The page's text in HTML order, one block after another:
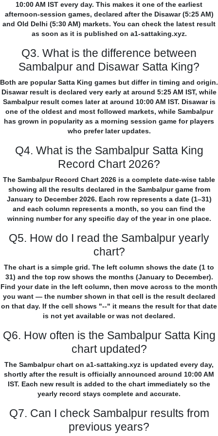
10:00 AM IST every day. This makes it one of the earliest
afternoon-session games, declared after the Disawar (5:25 AM)
and Old Delhi (5:30 AM) markets. You can check the latest result
as soon as it is published on a1-sattaking.xyz.
Q3. What is the difference between
Sambalpur and Disawar Satta King?
Both are popular Satta King games but differ in timing and origin.
Disawar result is declared very early at around 5:25 AM IST, while
Sambalpur result comes later at around 10:00 AM IST. Disawar is
one of the oldest and most followed markets, while Sambalpur
has grown in popularity as a morning session game for players
who prefer later updates.
Q4. What is the Sambalpur Satta King
Record Chart 2026?
The Sambalpur Record Chart 2026 is a complete date-wise table
showing all the results declared in the Sambalpur game from
January to December 2026. Each row represents a date (1–31)
and each column represents a month, so you can find the
winning number for any specific day of the year in one place.
Q5. How do I read the Sambalpur yearly
chart?
The chart is a simple grid. The left column shows the date (1 to
31) and the top row shows the months (January to December).
Find your date in the left column, then move across to the month
you want — the number shown in that cell is the result declared
on that day. If the cell shows "--" it means the result for that date
is not yet available or was not declared.
Q6. How often is the Sambalpur Satta King
chart updated?
The Sambalpur chart on a1-sattaking.xyz is updated every day,
shortly after the result is officially announced around 10:00 AM
IST. Each new result is added to the chart immediately so the
yearly record stays complete and accurate.
Q7. Can I check Sambalpur results from
previous years?